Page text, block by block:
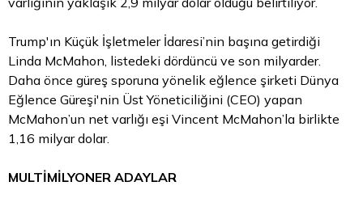
Trump'ın Küçük İşletmeler İdaresi’nin başına getirdiği
Linda McMahon, listedeki dördüncü ve son milyarder.
Daha önce güreş sporuna yönelik eğlence şirketi Dünya
Eğlence Güreşi'nin Üst Yöneticiliğini (CEO) yapan
McMahon’un net varlığı eşi Vincent McMahon’la birlikte
1,16 milyar dolar.
MULTİMİLYONER ADAYLAR